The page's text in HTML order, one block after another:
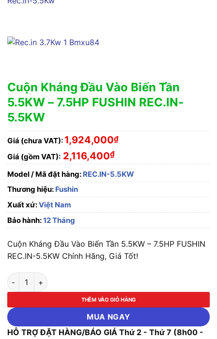
Cuộn Kháng Đầu Vào Biến Tần
5.5KW – 7.5HP FUSHIN REC.IN-
5.5KW
Giá (chưa VAT): 1,924,000₫
Giá (gồm VAT): 2,116,400₫
Model / Mã đặt hàng: REC.IN-5.5KW
Thương hiệu: Fushin
Xuất xứ:Việt Nam
Bảo hành:12 Tháng
Cuộn Kháng Đầu Vào Biến Tần 5.5KW – 7.5HP FUSHIN
REC.IN-5.5KW Chính Hãng, Giá Tốt!
Cuộn Kháng Đầu Vào Biến Tần 5.5KW - 7.5HP FUSHIN
THÊM VÀO GIỎ HÀNG
MUA NGAY
HỖ TRỢ ĐẶT HÀNG/BÁO GIÁ Thứ 2 - Thứ 7 (8h00 -